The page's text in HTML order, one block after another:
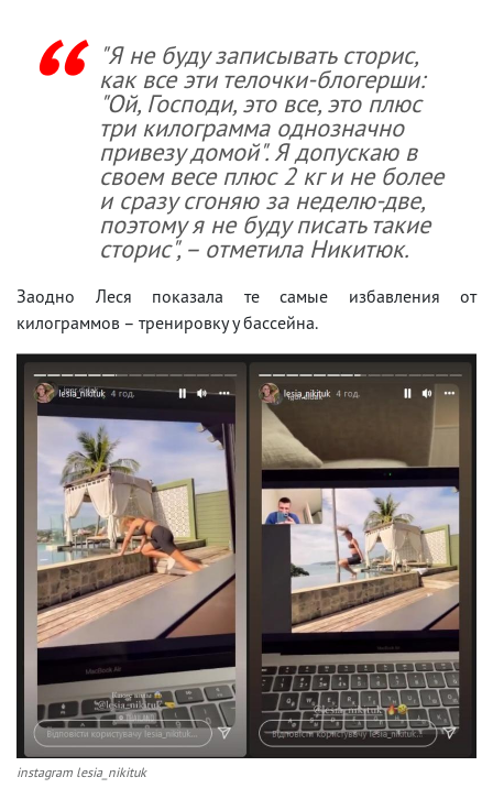
"Я не буду записывать сторис,
как все эти телочки-блогерши:
"Ой, Господи, это все, это плюс
три килограмма однозначно
привезу домой". Я допускаю в
своем весе плюс 2 кг и не более
и сразу сгоняю за неделю-две,
поэтому я не буду писать такие
сторис", – отметила Никитюк.
Заодно Леся показала те самые избавления от
килограммов – тренировку у бассейна.
instagram lesia_nikituk